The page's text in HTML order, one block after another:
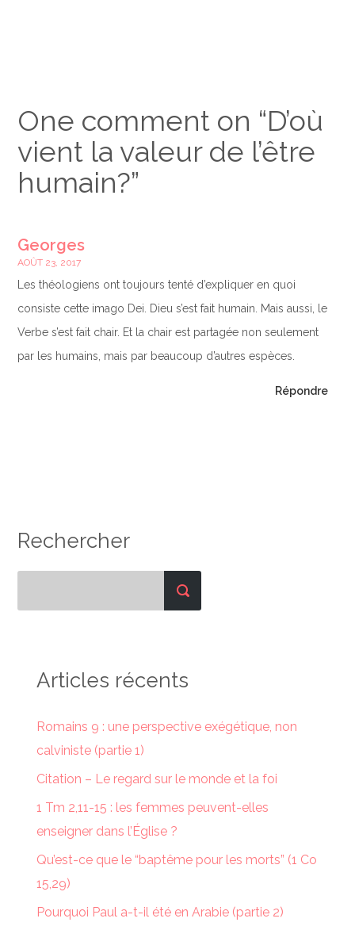
One comment on “D’où
vient la valeur de l’être
humain?”
Georges
AOÛT 23, 2017
Les théologiens ont toujours tenté d’expliquer en quoi
consiste cette imago Dei. Dieu s’est fait humain. Mais aussi, le
Verbe s’est fait chair. Et la chair est partagée non seulement
par les humains, mais par beaucoup d’autres espèces.
Répondre
Rechercher
Articles récents
Romains 9 : une perspective exégétique, non
calviniste (partie 1)
Citation – Le regard sur le monde et la foi
1 Tm 2,11-15 : les femmes peuvent-elles
enseigner dans l’Église ?
Qu’est-ce que le “baptême pour les morts” (1 Co
15,29)
Pourquoi Paul a-t-il été en Arabie (partie 2)